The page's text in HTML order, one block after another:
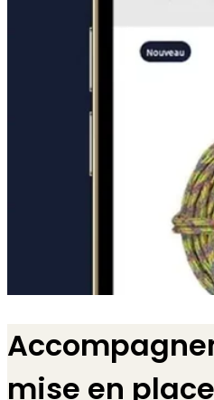
mise en